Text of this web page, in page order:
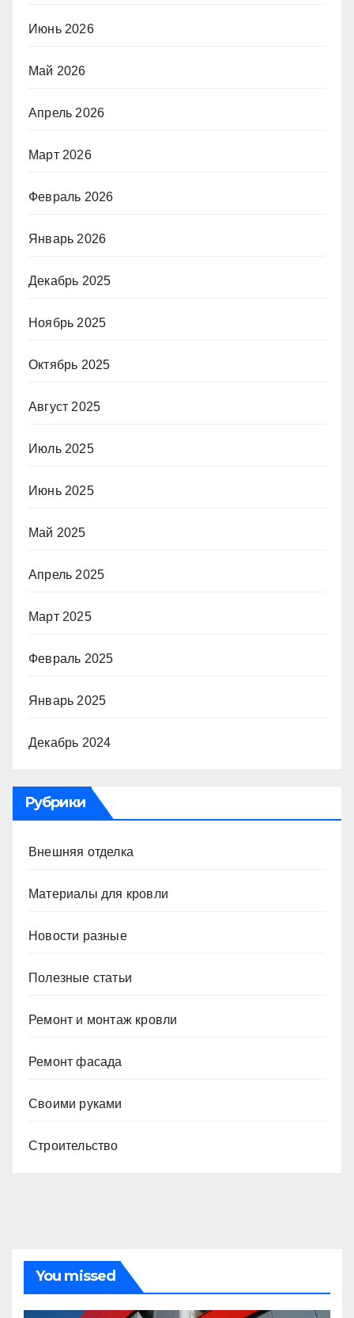
Июнь 2026
Май 2026
Апрель 2026
Март 2026
Февраль 2026
Январь 2026
Декабрь 2025
Ноябрь 2025
Октябрь 2025
Август 2025
Июль 2025
Июнь 2025
Май 2025
Апрель 2025
Март 2025
Февраль 2025
Январь 2025
Декабрь 2024
Рубрики
Внешняя отделка
Материалы для кровли
Новости разные
Полезные статьи
Ремонт и монтаж кровли
Ремонт фасада
Своими руками
Строительство
You missed